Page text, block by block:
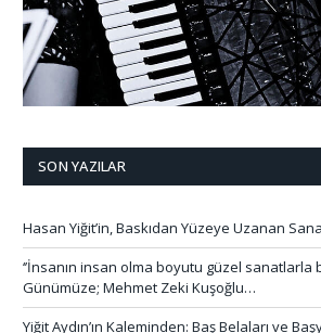
SON YAZILAR
Hasan Yiğit’in, Baskıdan Yüzeye Uzanan
‘’İnsanın insan olma boyutu güzel sanatlarla
Günümüze; Mehmet Zeki Kuşoğlu…
Yiğit Aydın’ın Kaleminden: Baş Belaları ve